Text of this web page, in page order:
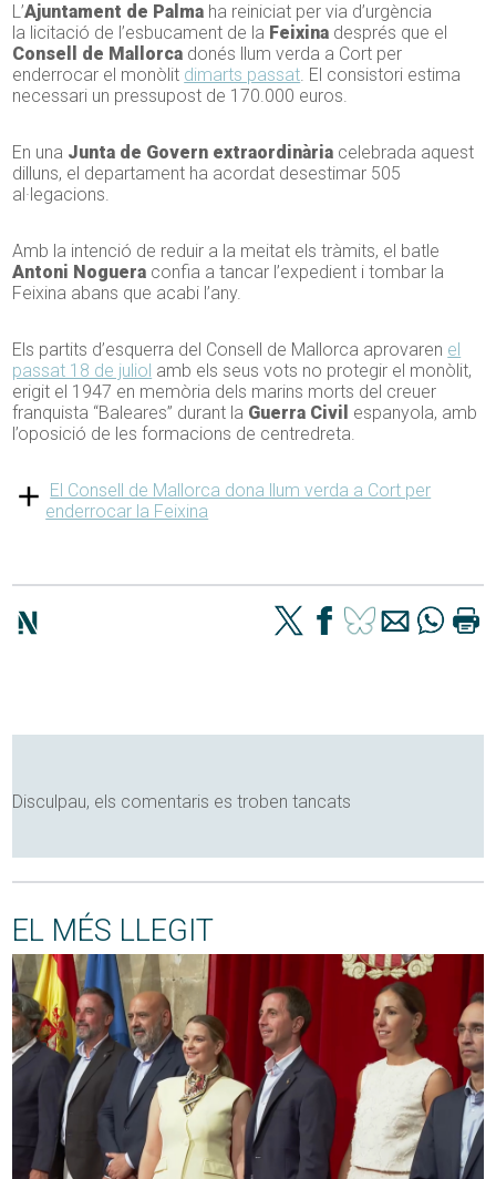
L’Ajuntament de Palma ha reiniciat per via d’urgència
la licitació de l’esbucament de la Feixina després que el
Consell de Mallorca donés llum verda a Cort per
enderrocar el monòlit dimarts passat. El consistori estima
necessari un pressupost de 170.000 euros.
En una Junta de Govern extraordinària celebrada aquest
dilluns, el departament ha acordat desestimar 505
al·legacions.
Amb la intenció de reduir a la meitat els tràmits, el batle
Antoni Noguera confia a tancar l’expedient i tombar la
Feixina abans que acabi l’any.
Els partits d’esquerra del Consell de Mallorca aprovaren el
passat 18 de juliol amb els seus vots no protegir el monòlit,
erigit el 1947 en memòria dels marins morts del creuer
franquista “Baleares” durant la Guerra Civil espanyola, amb
l’oposició de les formacions de centredreta.
El Consell de Mallorca dona llum verda a Cort per
enderrocar la Feixina
Disculpau, els comentaris es troben tancats
EL MÉS LLEGIT